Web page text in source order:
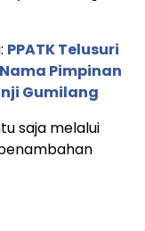
PPATK Telusuri
Pimpinan
Gumilang
saja melalui